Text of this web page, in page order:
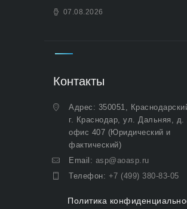
07.08.2026
Контакты
Адрес: 350051,
г. Краснодар, ул. Дальняя, д.
офис 407 (Юридический и
фактический)
Email: asp@aoasp.ru
Телефон: +7 (499) 380-83-05
Политика